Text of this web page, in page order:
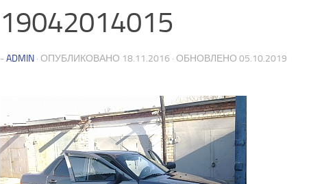
19042014015
- ADMIN · ОПУБЛИКОВАНО 18.11.2016 · ОБНОВЛЕНО 05.10.2019